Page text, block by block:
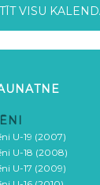
VISU
U-19 (2007)
U-18 (2008)
U-17 (2009)